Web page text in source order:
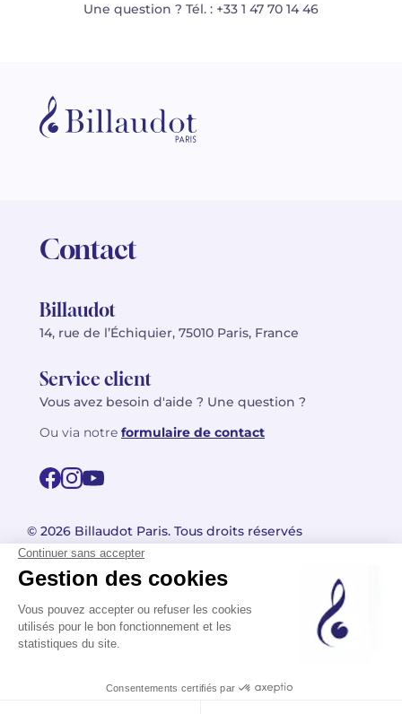
Une question ? Tél. : +33 1 47 70 14 46
Contact
Billaudot
14, rue de l’Échiquier, 75010 Paris, France
Service client
Vous avez besoin d'aide ? Une question ?
Ou via notre formulaire de contact
Politique de confidentialité
Mentions légales
CGV
© 2026 Billaudot Paris. Tous droits réservés